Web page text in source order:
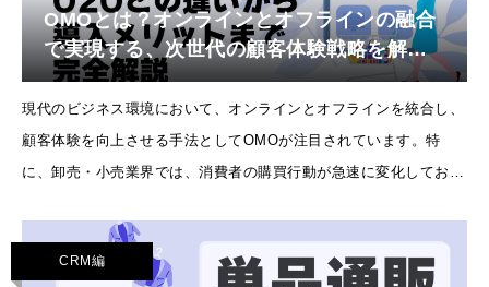
OMOとは？オンラインとオフラインの融合
で実現する、次世代の顧客体験戦略を解
説！
現代のビジネス環境において、オンラインとオフラインを統合し、
顧客体験を向上させる手法としてOMOが注目されています。特
に、卸売・小売業界では、消費者の購買行動が急速に変化してお
ます。今回は、OMOの基本概
CRM編